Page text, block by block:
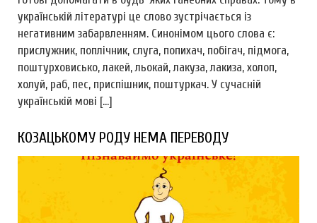
українській літературі це слово зустрічається із
негативним забарвленням. Синонімом цього слова є:
прислужник, поплічник, слуга, попихач, побігач, підмога,
поштурховисько, лакей, льокай, лакуза, лакиза, холоп,
холуй, раб, пес, приспішник, поштуркач. У сучасній
українській мові […]
КОЗАЦЬКОМУ РОДУ НЕМА ПЕРЕВОДУ